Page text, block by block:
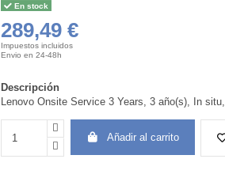
En stock
289,49 €
Impuestos incluidos
Envio en 24-48h
Descripción
Lenovo Onsite Service 3 Years, 3 año(s), In
Añadir al carrito